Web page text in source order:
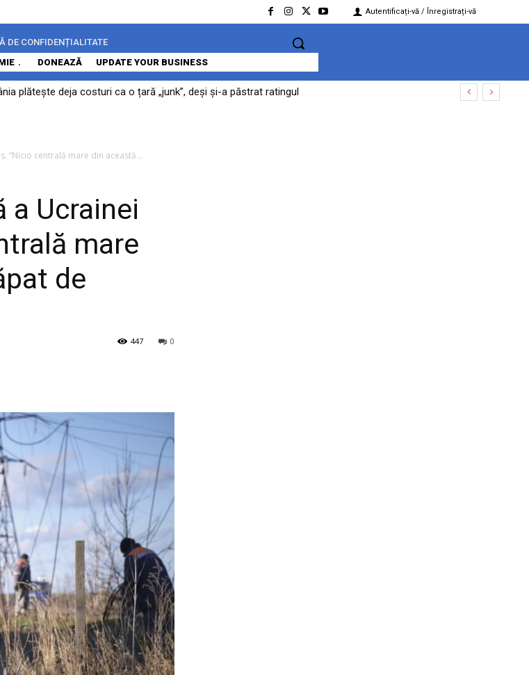
Autentificați-vă / Înregistrați-vă
DE CONFIDENȚIALITATE
DONEAZĂ UPDATE YOUR BUSINESS
plătește deja costuri ca o țară „junk”, deși și-a păstrat ratingul
”Nicio centrală mare din această...
Ucrainei
mare
de
0
447